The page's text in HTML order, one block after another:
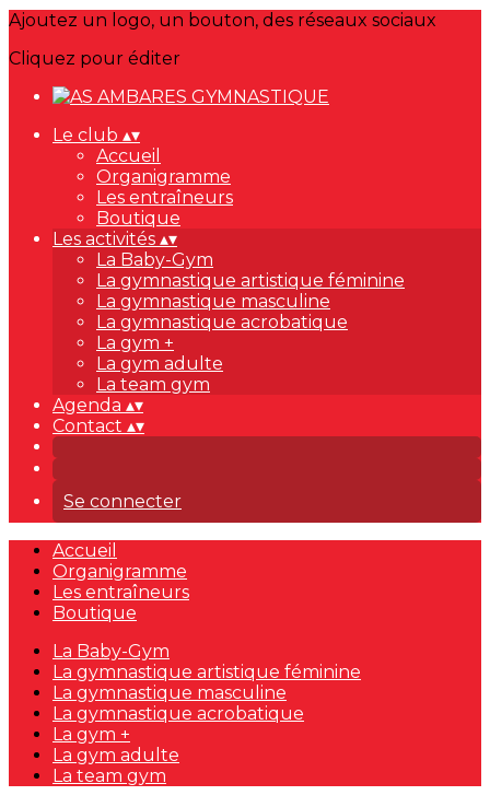
Ajoutez un logo, un bouton, des réseaux sociaux
Cliquez pour éditer
Le club ▴▾
Accueil
Organigramme
Les entraîneurs
Boutique
Les activités ▴▾
La Baby-Gym
La gymnastique artistique féminine
La gymnastique masculine
La gymnastique acrobatique
La gym +
La gym adulte
La team gym
Agenda ▴▾
Contact ▴▾
Se connecter
Accueil
Organigramme
Les entraîneurs
Boutique
La Baby-Gym
La gymnastique artistique féminine
La gymnastique masculine
La gymnastique acrobatique
La gym +
La gym adulte
La team gym